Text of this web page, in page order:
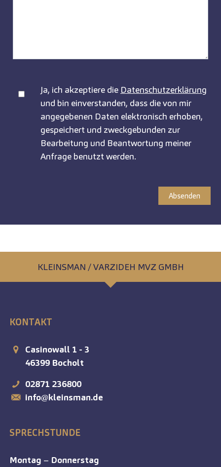
Ja, ich akzeptiere die Datenschutzerklärung
und bin einverstanden, dass die von mir
angegebenen Daten elektronisch erhoben,
gespeichert und zweckgebunden zur
Bearbeitung und Beantwortung meiner
Anfrage benutzt werden.
KLEINSMAN / VARZIDEH MVZ GMBH
KONTAKT
Casinowall 1 - 3
46399 Bocholt
02871 236800
info@kleinsman.de
SPRECHSTUNDE
Montag – Donnerstag